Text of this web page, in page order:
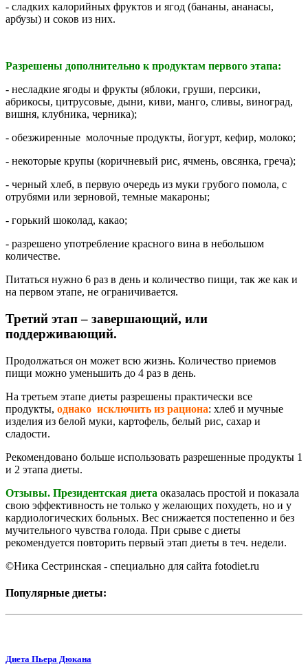
- сладких калорийных фруктов и ягод (бананы, ананасы,
арбузы) и соков из них.
Разрешены дополнительно к продуктам первого этапа:
- несладкие ягоды и фрукты (яблоки, груши, персики,
абрикосы, цитрусовые, дыни, киви, манго, сливы, виноград,
вишня, клубника, черника);
- обезжиренные молочные продукты, йогурт, кефир, молоко;
- некоторые крупы (коричневый рис, ячмень, овсянка, греча);
- черный хлеб, в первую очередь из муки грубого помола, с
отрубями или зерновой, темные макароны;
- горький шоколад, какао;
- разрешено употребление красного вина в небольшом
количестве.
Питаться нужно 6 раз в день и количество пищи, так же как и
на первом этапе, не ограничивается.
Третий этап – завершающий, или
поддерживающий.
Продолжаться он может всю жизнь. Количество приемов
пищи можно уменьшить до 4 раз в день.
На третьем этапе диеты разрешены практически все
продукты, однако исключить из рациона: хлеб и мучные
изделия из белой муки, картофель, белый рис, сахар и
сладости.
Рекомендовано больше использовать разрешенные продукты 1
и 2 этапа диеты.
Отзывы. Президентская диета оказалась простой и показала
свою эффективность не только у желающих похудеть, но и у
кардиологических больных. Вес снижается постепенно и без
мучительного чувства голода. При срыве с диеты
рекомендуется повторить первый этап диеты в теч. недели.
©Ника Сестринская - специально для сайта fotodiet.ru
Популярные диеты:
Диета Пьера Дюкана